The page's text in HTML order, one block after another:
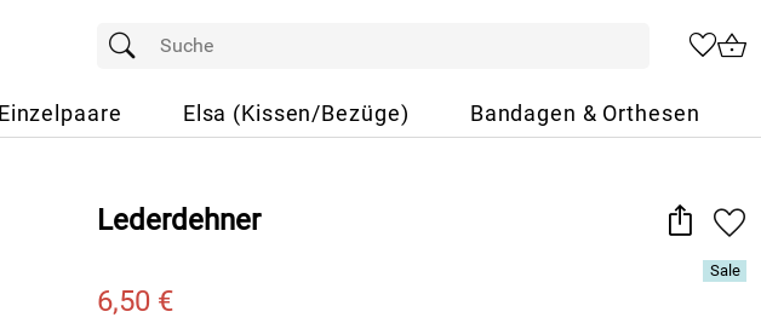
Einzelpaare Elsa (Kissen/Bezüge) Bandagen & Orthesen
Lederdehner
6,50 €